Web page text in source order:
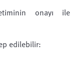
onayı ile
edilebilir: